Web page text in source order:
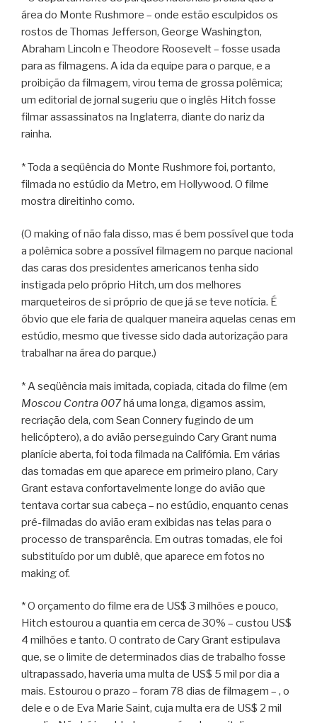
área do Monte Rushmore – onde estão esculpidos os
rostos de Thomas Jefferson, George Washington,
Abraham Lincoln e Theodore Roosevelt – fosse usada
para as filmagens. A ida da equipe para o parque, e a
proibição da filmagem, virou tema de grossa polêmica;
um editorial de jornal sugeriu que o inglês Hitch fosse
filmar assassinatos na Inglaterra, diante do nariz da
rainha.
* Toda a seqüência do Monte Rushmore foi, portanto,
filmada no estúdio da Metro, em Hollywood. O filme
mostra direitinho como.
(O making of não fala disso, mas é bem possível que toda
a polêmica sobre a possível filmagem no parque nacional
das caras dos presidentes americanos tenha sido
instigada pelo próprio Hitch, um dos melhores
marqueteiros de si próprio de que já se teve notícia. É
óbvio que ele faria de qualquer maneira aquelas cenas em
estúdio, mesmo que tivesse sido dada autorização para
trabalhar na área do parque.)
* A seqüência mais imitada, copiada, citada do filme (em
Moscou Contra 007há uma longa, digamos assim,
recriação dela, com Sean Connery fugindo de um
helicóptero), a do avião perseguindo Cary Grant numa
planície aberta, foi toda filmada na Califórnia. Em várias
das tomadas em que aparece em primeiro plano, Cary
Grant estava confortavelmente longe do avião que
tentava cortar sua cabeça – no estúdio, enquanto cenas
pré-filmadas do avião eram exibidas nas telas para o
processo de transparência. Em outras tomadas, ele foi
substituído por um dublê, que aparece em fotos no
making of.
* O orçamento do filme era de US$ 3 milhões e pouco,
Hitch estourou a quantia em cerca de 30% – custou US$
4 milhões e tanto. O contrato de Cary Grant estipulava
que, se o limite de determinados dias de trabalho fosse
ultrapassado, haveria uma multa de US$ 5 mil por dia a
mais. Estourou o prazo – foram 78 dias de filmagem – , o
dele e o de Eva Marie Saint, cuja multa era de US$ 2 mil